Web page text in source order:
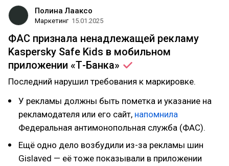
Полина Лааксо
Маркетинг 15.01.2025
ФАС признала ненадлежащей рекламу
Kaspersky Safe Kids в мобильном
приложении «Т-Банка»
Последний нарушил требования к маркировке.
У рекламы должны быть пометка и указание на
рекламодателя или его сайт, напомнила
Федеральная антимонопольная служба (ФАС).
Ещё одно дело возбудили из-за рекламы шин
Gislaved — её тоже показывали в приложении